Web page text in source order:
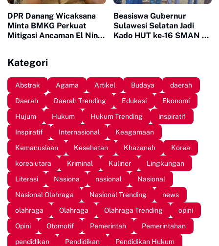
DPR Danang Wicaksana
Minta BMKG Perkuat
Mitigasi Ancaman El Nino
Beasiswa Gubernur
Sulawesi Selatan Jadi
Kado HUT ke-16 SMAN 10
Kategori
Abstrak Agama Artikel Budaya
daerah
Daerah
Daerah Trending Edukasi
Ekonomi
Hujum
Hukum Hukum Trending
inspiratif
Inspiratif
Internasional
Keagamaan
Kemanusiaan
Kesehatan Khazanah
Korea
korea utara
Kriminal Kuliner
Lingkungan
Literasi
Nasiona nasional
Nasional
Nasional Olahraga
Nasional Trending
news
olahraga
Olahraga Olahraga Trending
opini
Opini
Otomotif Pemerintah
Pemerintahan
pendidikan
Pendidikan
Pendidikan Hukum